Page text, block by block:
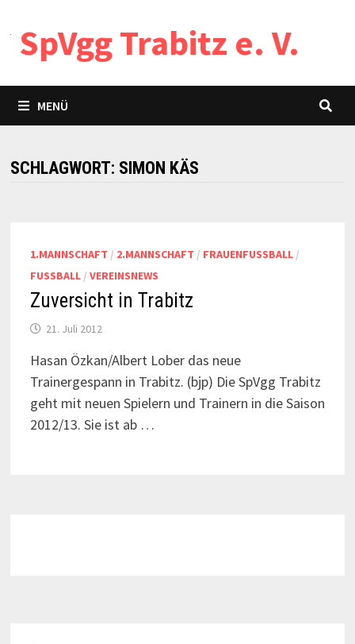
Inhalt
springen
SpVgg Trabitz e. V.
MENÜ
SCHLAGWORT: SIMON KÄS
1.MANNSCHAFT / 2.MANNSCHAFT / FRAUENFUSSBALL /
FUSSBALL / VEREINSNEWS
Zuversicht in Trabitz
21. Juli 2012
Hasan Özkan/Albert Lober das neue
Trainergespann in Trabitz. (bjp) Die SpVgg Trabitz
geht mit neuen Spielern und Trainern in die Saison
2012/13. Sie ist ab …